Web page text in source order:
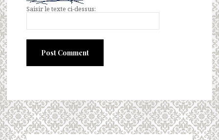
Saisir le texte ci-dessus: